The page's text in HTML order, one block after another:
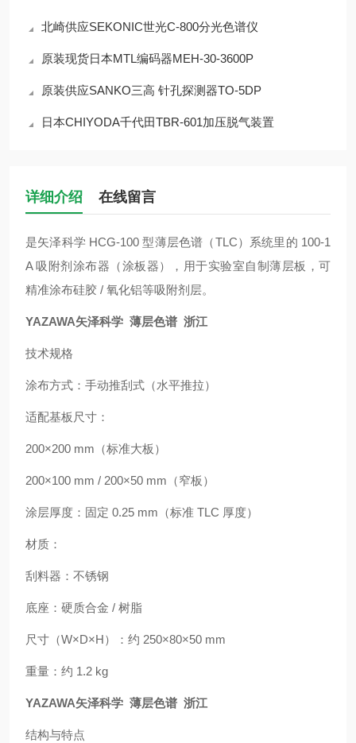
北崎供应SEKONIC世光C-800分光色谱仪
原装现货日本MTL编码器MEH-30-3600P
原装供应SANKO三高 针孔探测器TO-5DP
日本CHIYODA千代田TBR-601加压脱气装置
详细介绍 在线留言
是矢泽科学 HCG-100 型薄层色谱（TLC）系统里的 100-1
A 吸附剂涂布器（涂板器），用于实验室自制薄层板，可
精准涂布硅胶 / 氧化铝等吸附剂层。
YAZAWA矢泽科学 薄层色谱 浙江
技术规格
涂布方式：手动推刮式（水平推拉）
适配基板尺寸：
200×200 mm（标准大板）
200×100 mm / 200×50 mm（窄板）
涂层厚度：固定 0.25 mm（标准 TLC 厚度）
材质：
刮料器：不锈钢
底座：硬质合金 / 树脂
尺寸（W×D×H）：约 250×80×50 mm
重量：约 1.2 kg
YAZAWA矢泽科学 薄层色谱 浙江
结构与特点